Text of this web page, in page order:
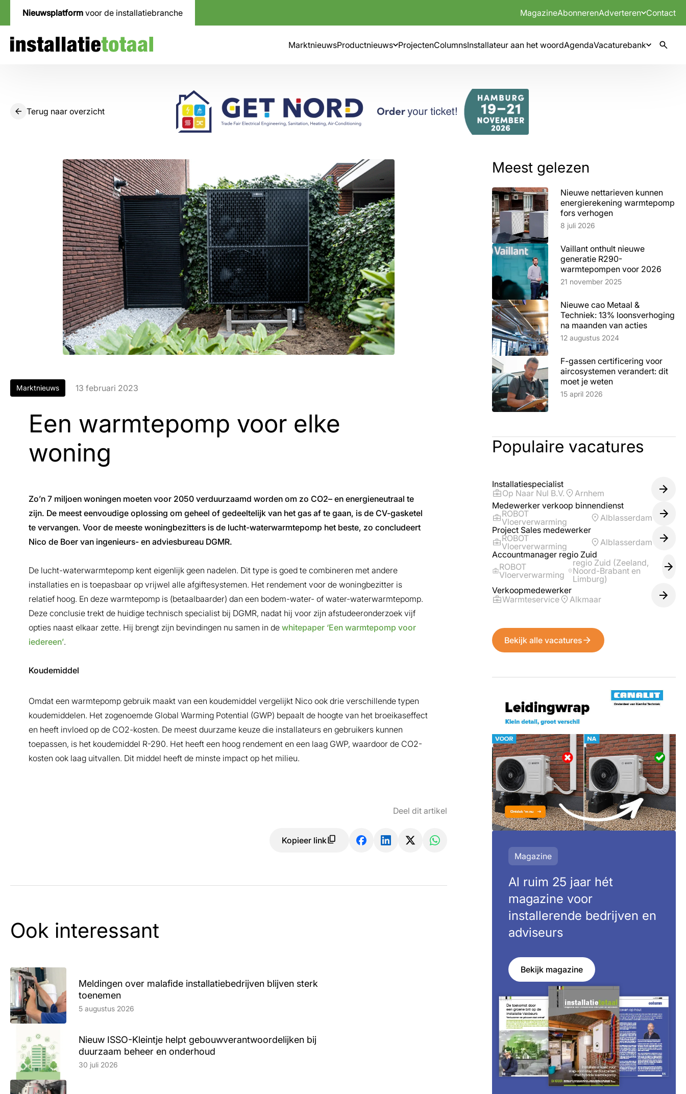
Nieuwsplatform voor de installatiebranche MagazineAbonnerenAdverteren Contact
MarktnieuwsProductnieuws ProjectenColumnsInstallateur aan het woordAgendaVacaturebank
Terug naar overzicht
Marktnieuws 13 februari 2023
Een warmtepomp voor elke
woning
Zo’n 7 miljoen woningen moeten voor 2050 verduurzaamd worden om zo CO2– en energieneutraal te
zijn. De meest eenvoudige oplossing om geheel of gedeeltelijk van het gas af te gaan, is de CV-gasketel
te vervangen. Voor de meeste woningbezitters is de lucht-waterwarmtepomp het beste, zo concludeert
Nico de Boer van ingenieurs- en adviesbureau DGMR.
De lucht-waterwarmtepomp kent eigenlijk geen nadelen. Dit type is goed te combineren met andere
installaties en is toepasbaar op vrijwel alle afgiftesystemen. Het rendement voor de woningbezitter is
relatief hoog. En deze warmtepomp is (betaalbaarder) dan een bodem-water- of water-waterwarmtepomp.
Deze conclusie trekt de huidige technisch specialist bij DGMR, nadat hij voor zijn afstudeeronderzoek vijf
opties naast elkaar zette. Hij brengt zijn bevindingen nu samen in de whitepaper ‘Een warmtepomp voor
iedereen’.
Koudemiddel
Omdat een warmtepomp gebruik maakt van een koudemiddel vergelijkt Nico ook drie verschillende typen
koudemiddelen. Het zogenoemde Global Warming Potential (GWP) bepaalt de hoogte van het broeikaseffect
en heeft invloed op de CO2-kosten. De meest duurzame keuze die installateurs en gebruikers kunnen
toepassen, is het koudemiddel R-290. Het heeft een hoog rendement en een laag GWP, waardoor de CO2-
kosten ook laag uitvallen. Dit middel heeft de minste impact op het milieu.
Deel dit artikel
Kopieer link
Ook interessant
Meldingen over malafide installatiebedrijven blijven sterk
toenemen
Lees artikel
5 augustus 2026
Nieuw ISSO-Kleintje helpt gebouwverantwoordelijken bij
duurzaam beheer en onderhoud
Lees artikel
30 juli 2026
Meest gelezen
Nieuwe nettarieven kunnen
energierekening warmtepomp
fors verhogen
Lees artikel
8 juli 2026
Vaillant onthult nieuwe
generatie R290-
warmtepompen voor 2026
Lees artikel
21 november 2025
Nieuwe cao Metaal &
Techniek: 13% loonsverhoging
na maanden van acties
Lees artikel
12 augustus 2024
F-gassen certificering voor
aircosystemen verandert: dit
moet je weten
Lees artikel
15 april 2026
Populaire vacatures
Installatiespecialist
Op Naar Nul B.V.
Arnhem
Medewerker verkoop binnendienst
ROBOT
Vloerverwarming
Alblasserdam
Project Sales medewerker
ROBOT
Vloerverwarming
Alblasserdam
Accountmanager regio Zuid
ROBOT
Vloerverwarming
regio Zuid (Zeeland,
Noord-Brabant en
Limburg)
Verkoopmedewerker
Warmteservice
Alkmaar
Bekijk alle vacatures
Magazine
Al ruim 25 jaar hét
magazine voor
installerende bedrijven en
adviseurs
Bekijk magazine